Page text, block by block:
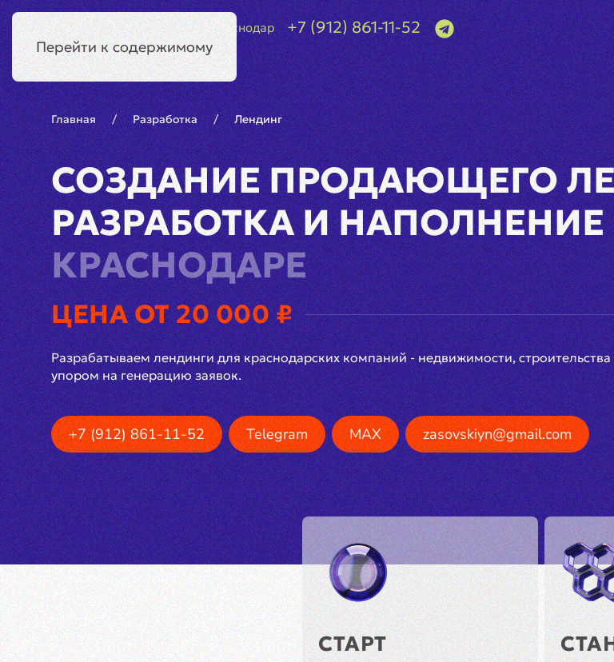
Перейти к содержимому
Краснодар +7 (912) 861-11-52
Главная Разработка Лендинг
СОЗДАНИЕ ПРОДАЮЩЕГО
РАЗРАБОТКА И
КРАСНОДАРЕ
ЦЕНА ОТ 20 000 ₽
Разрабатываем лендинги для краснодарских компаний - недвижимости, строительства
упором на генерацию заявок.
+7 (912) 861-11-52 Telegram MAX zasovskiyn@gmail.com
СТАРТ